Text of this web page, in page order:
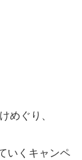
めぐり、
いくキャンペ